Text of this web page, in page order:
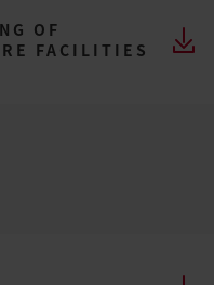
OF
FACILITIES